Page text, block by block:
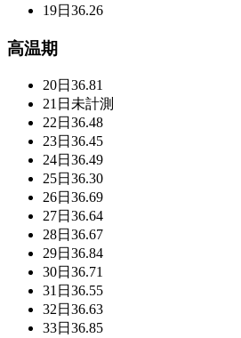
19日 36.26
高温期
20日 36.81
21日 未計測
22日 36.48
23日 36.45
24日 36.49
25日 36.30
26日 36.69
27日 36.64
28日 36.67
29日 36.84
30日 36.71
31日 36.55
32日 36.63
33日 36.85